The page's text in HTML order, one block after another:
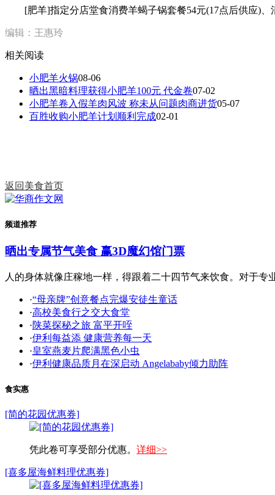
[肥羊]指定分店堂食消费羊蝎子锅套餐54元(17点后供应)、
编辑：王惠玲
相关阅读
小肥羊火锅08-06
晒出黑暗料理获得小肥羊100元 代金卷07-02
小肥羊卷入假羊肉风波 称未从问题肉商进货05-07
百胜收购小肥羊计划顺利完成02-01
返回美食首页
频道推荐
晒出专属节气美食 赢3D魔幻馆门票
人的身体就像庄稼地一样，得跟着二十四节气来饮食。对于专
·“母亲牌”创意餐点完爆安徒生童话
·高校美食行之交大食堂
·陕菜探秘之旅 富平开咥
·伊利每益添 健康营养每一天
·皇室燕麦片爬满黑色小虫
·伊利健康品质月在深启动 Angelababy倾力助阵
食实惠
[简的花园优惠券]
凭此卷可享受部分优惠。 详细>>
[喜多屋海鲜料理优惠券]